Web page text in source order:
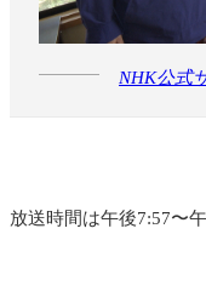
NHK公式
放送時間は午後7:57〜